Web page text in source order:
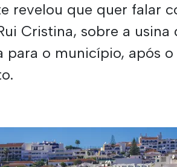
revelou que quer falar
Cristina, sobre a usina
para o município, após